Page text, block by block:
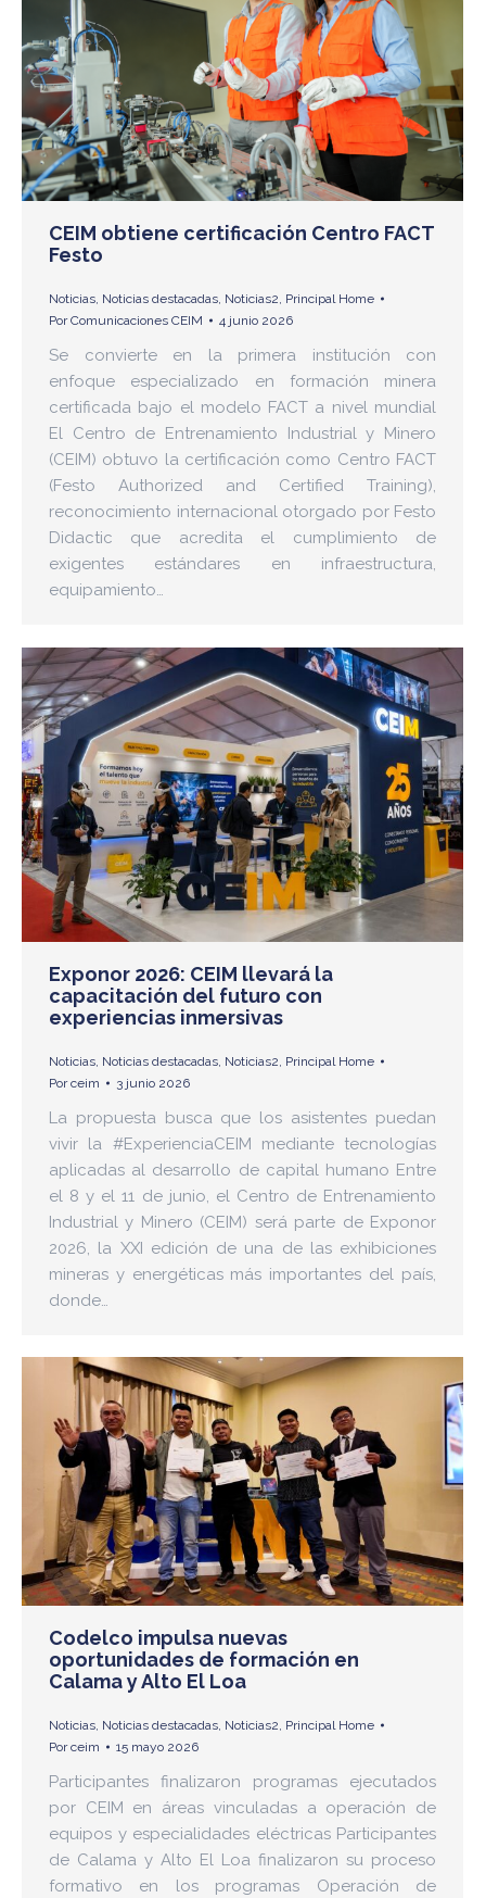
CEIM obtiene certificación Centro FACT
Festo
Noticias, Noticias destacadas, Noticias2, Principal Home
PorComunicaciones CEIM 4 junio 2026
Se convierte en la primera institución con
enfoque especializado en formación minera
certificada bajo el modelo FACT a nivel mundial
El Centro de Entrenamiento Industrial y Minero
(CEIM) obtuvo la certificación como Centro FACT
(Festo Authorized and Certified Training),
reconocimiento internacional otorgado por Festo
Didactic que acredita el cumplimiento de
exigentes estándares en infraestructura,
equipamiento…
Exponor 2026: CEIM llevará la
capacitación del futuro con
experiencias inmersivas
Noticias, Noticias destacadas, Noticias2, Principal Home
Porceim 3 junio 2026
La propuesta busca que los asistentes puedan
vivir la #ExperienciaCEIM mediante tecnologías
aplicadas al desarrollo de capital humano Entre
el 8 y el 11 de junio, el Centro de Entrenamiento
Industrial y Minero (CEIM) será parte de Exponor
2026, la XXI edición de una de las exhibiciones
mineras y energéticas más importantes del país,
donde…
Codelco impulsa nuevas
oportunidades de formación en
Calama y Alto El Loa
Noticias, Noticias destacadas, Noticias2, Principal Home
Porceim 15 mayo 2026
Participantes finalizaron programas ejecutados
por CEIM en áreas vinculadas a operación de
equipos y especialidades eléctricas Participantes
de Calama y Alto El Loa finalizaron su proceso
formativo en los programas Operación de